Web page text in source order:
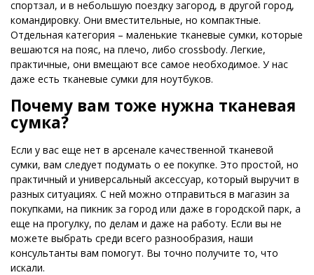
спортзал, и в небольшую поездку загород, в другой город,
командировку. Они вместительные, но компактные.
Отдельная категория – маленькие тканевые сумки, которые
вешаются на пояс, на плечо, либо crossbody. Легкие,
практичные, они вмещают все самое необходимое. У нас
даже есть тканевые сумки для ноутбуков.
Почему вам тоже нужна тканевая
сумка?
Если у вас еще нет в арсенале качественной тканевой
сумки, вам следует подумать о ее покупке. Это простой, но
практичный и универсальный аксессуар, который выручит в
разных ситуациях. С ней можно отправиться в магазин за
покупками, на пикник за город или даже в городской парк, а
еще на прогулку, по делам и даже на работу. Если вы не
можете выбрать среди всего разнообразия, наши
консультанты вам помогут. Вы точно получите то, что
искали.